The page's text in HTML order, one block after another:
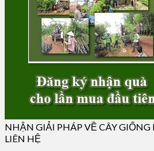
NHẬN GIẢI PHÁP VỀ CÂY
LIÊN HỆ